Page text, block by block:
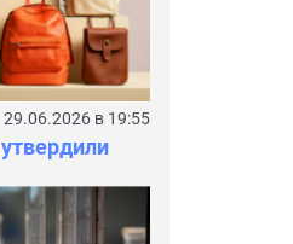
29.06.2026 в 19:55